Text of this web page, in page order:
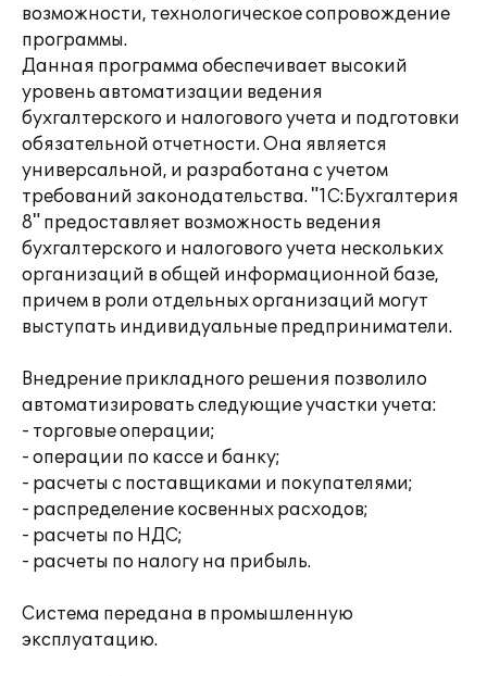
возможности, технологическое сопровождение
программы.
Данная программа обеспечивает высокий
уровень автоматизации ведения
бухгалтерского и налогового учета и подготовки
обязательной отчетности. Она является
универсальной, и разработана с учетом
требований законодательства. "1С:Бухгалтерия
8" предоставляет возможность ведения
бухгалтерского и налогового учета нескольких
организаций в общей информационной базе,
причем в роли отдельных организаций могут
выступать индивидуальные предприниматели.
Внедрение прикладного решения позволило
автоматизировать следующие участки учета:
- торговые операции;
- операции по кассе и банку;
- расчеты с поставщиками и покупателями;
- распределение косвенных расходов;
- расчеты по НДС;
- расчеты по налогу на прибыль.
Система передана в промышленную
эксплуатацию.